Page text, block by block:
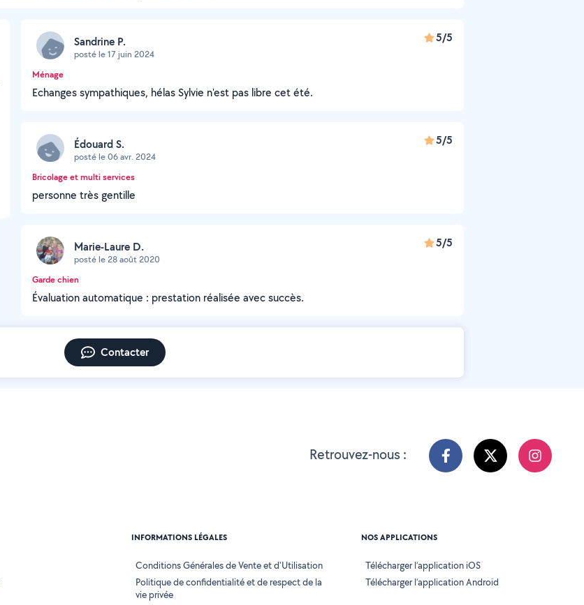
Sandrine P.
posté le 17 juin 2024
5/5
Ménage
Echanges sympathiques, hélas Sylvie n'est pas libre cet été.
Édouard S.
posté le 06 avr. 2024
5/5
Bricolage et multi services
personne très gentille
Marie-Laure D.
posté le 28 août 2020
5/5
Garde chien
Évaluation automatique : prestation réalisée avec succès.
Contacter
Retrouvez-nous :
INFORMATIONS LÉGALES
Conditions Générales de Vente et d'Utilisation
Politique de confidentialité et de respect de la
vie privée
NOS APPLICATIONS
Télécharger l’application iOS
Télécharger l’application Android